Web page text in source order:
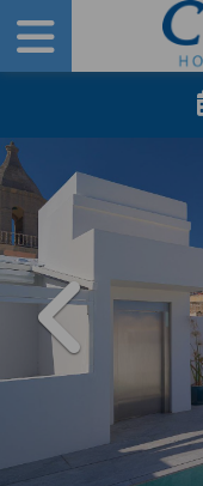
PREVIOUS